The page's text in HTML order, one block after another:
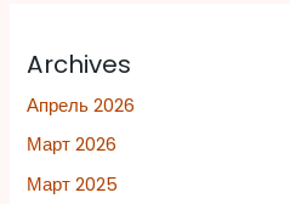
Archives
Апрель 2026
Март 2026
Март 2025